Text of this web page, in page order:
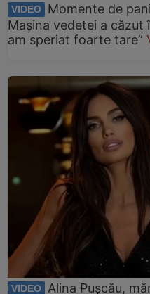
VIDEO
Momente de
Mașina vedetei a căzut
am speriat foarte tare”
VIDEO
Alina Pușcău,